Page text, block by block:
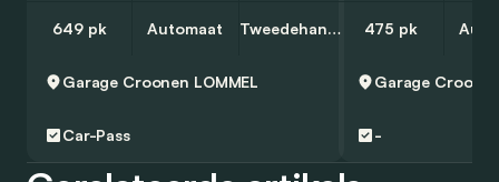
649 pk Automaat Tweedehands
Garage Croonen LOMMEL
Car-Pass
475 pk
Garage
-